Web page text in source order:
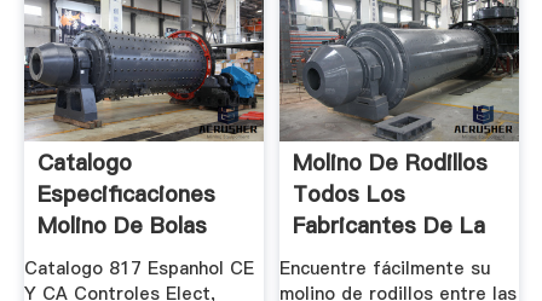
Catalogo
Especificaciones
Molino De Bolas
Catalogo 817 Espanhol CE
Y CA Controles Elect,
Molino De Rodillos
Todos Los
Fabricantes De La
...
Encuentre fácilmente su
molino de rodillos entre las